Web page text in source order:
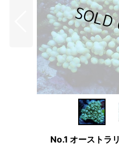
No.1 オーストラ